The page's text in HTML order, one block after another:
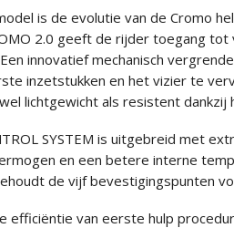
is de evolutie van de Cromo
2.0 geeft de rijder toegang
innovatief mechanisch
inzetstukken en het vizier te
lichtgewicht als resistent
SYSTEM is uitgebreid met
en een betere interne
de vijf bevestigingspunten
efficiëntie van eerste hulp